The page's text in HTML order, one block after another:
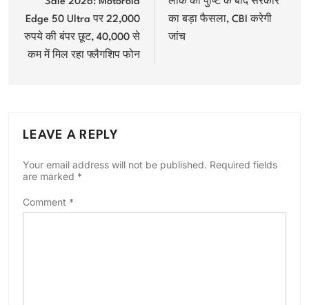
Edge 50 Ultra पर 22,000
रुपये की बंपर छूट, 40,000 से
कम में मिल रहा फ्लैगशिप फोन
का बड़ा फैसला, CBI करेगी
जांच
LEAVE A REPLY
Your email address will not be published. Required fields
are marked *
Comment *